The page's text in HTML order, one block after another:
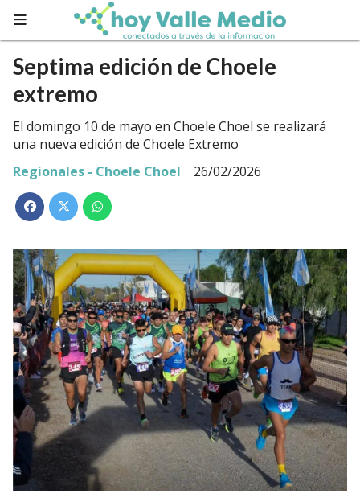
Septima edición de Choele
extremo
El domingo 10 de mayo en Choele Choel se realizará
una nueva edición de Choele Extremo
Regionales - Choele Choel
26/02/2026